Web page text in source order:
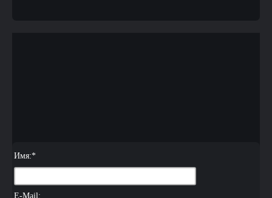
Имя:*
E-Mail: